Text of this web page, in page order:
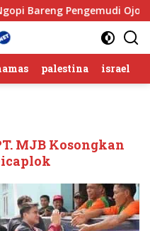
Bareng Pengemudi Ojol di
palestina israel
MJB Kosongkan